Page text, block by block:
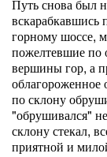
Путь снова был
вскарабкавшись
горному шоссе,
пожелтевшие по
вершины гор, а
облагороженное
по склону
"обрушивался"
склону стекал,
приятной и